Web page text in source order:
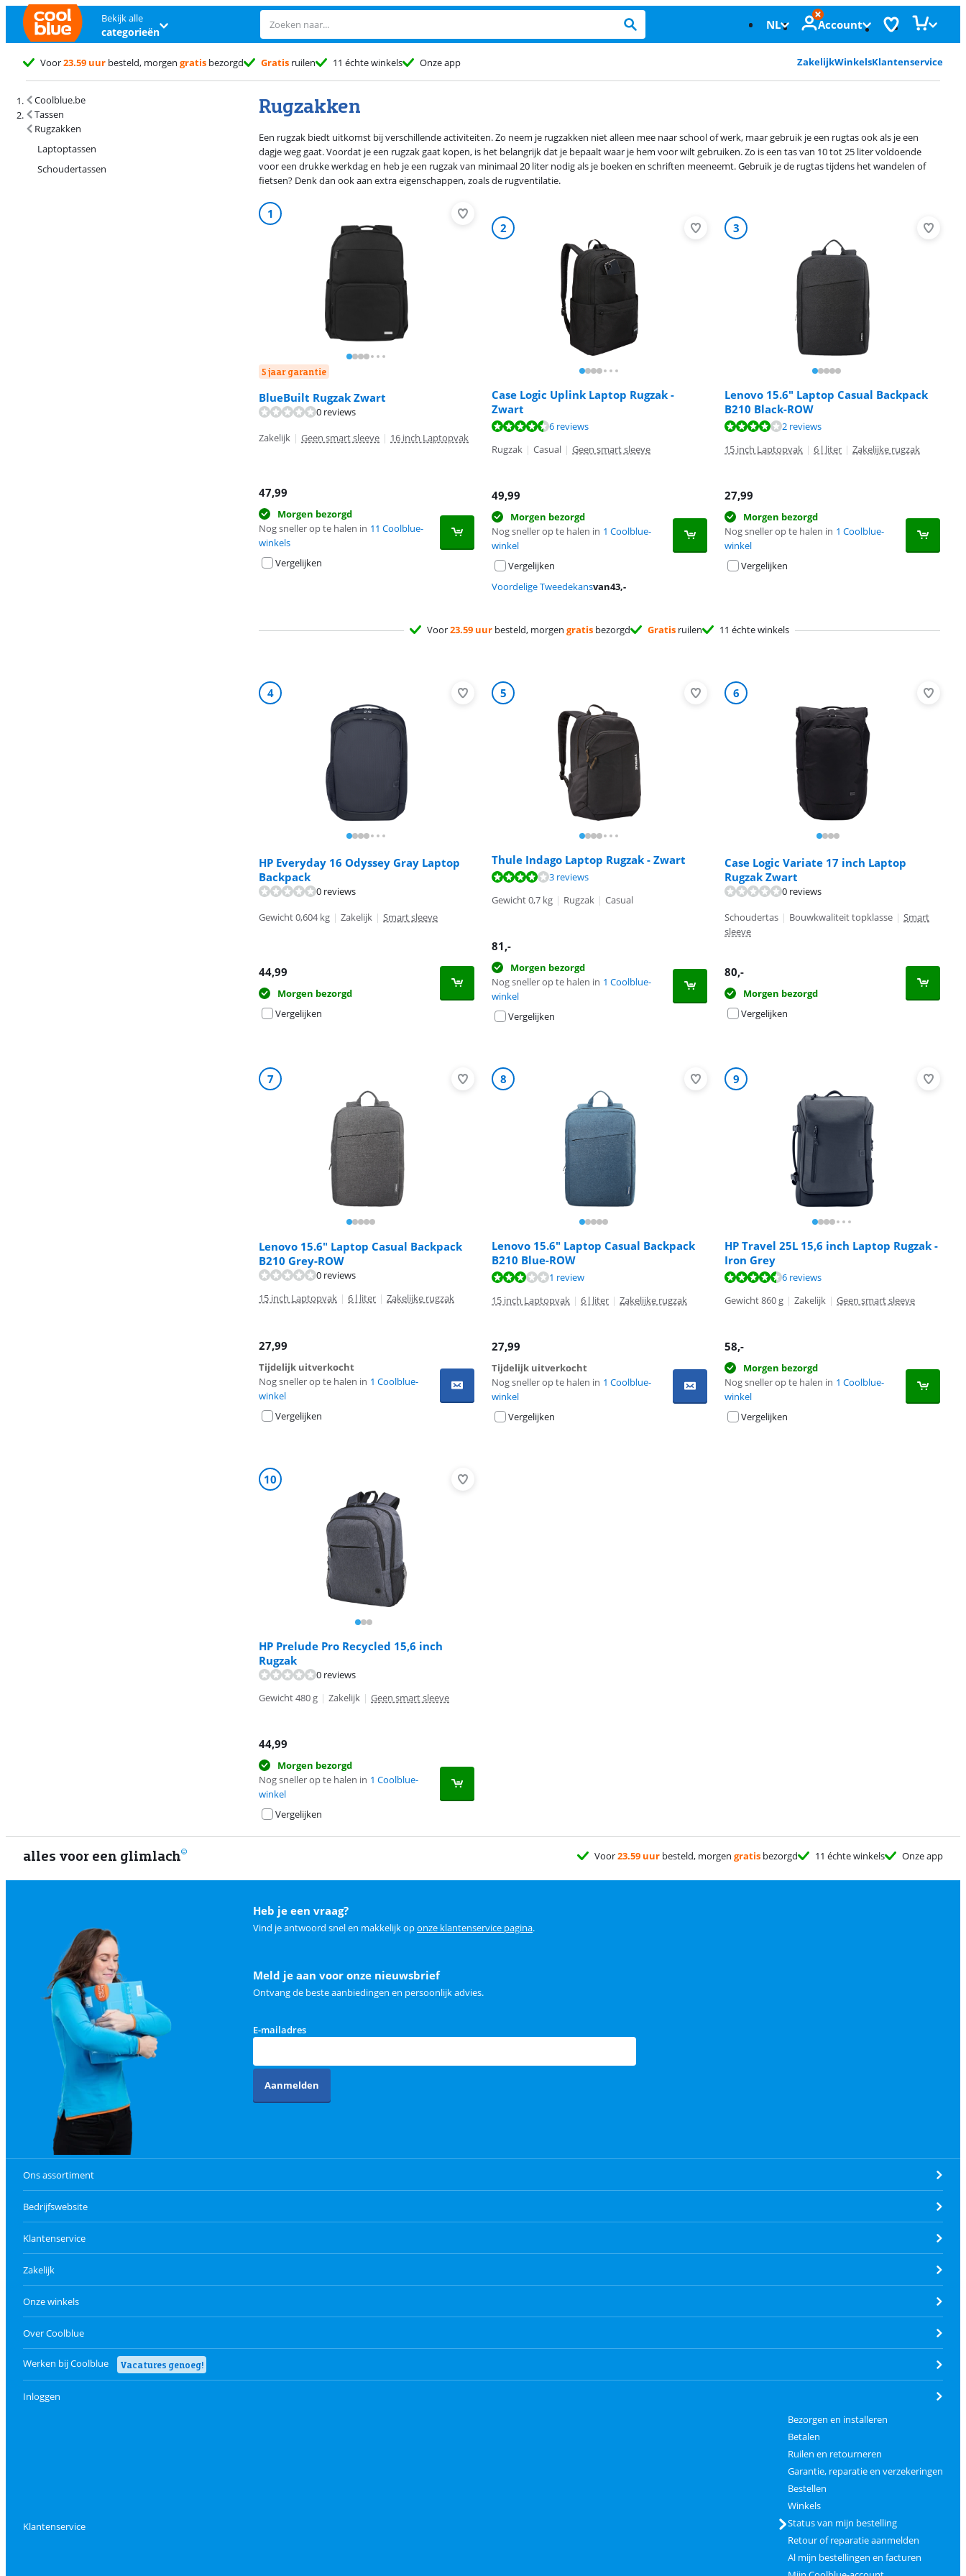
Bekijk alle
categorieën NL Account
Voor23.59 uur besteld, morgen gratis bezorgd Gratis ruilen 11 échte winkels Onze app ZakelijkWinkelsKlantenservice
Coolblue.be
Tassen
Rugzakken
Laptoptassen
Schoudertassen
Rugzakken
Een rugzak biedt uitkomst bij verschillende activiteiten. Zo neem je rugzakken niet alleen mee naar school of werk, maar gebruik je een rugtas ook als je een
dagje weg gaat. Voordat je een rugzak gaat kopen, is het belangrijk dat je bepaalt waar je hem voor wilt gebruiken. Zo is een tas van 10 tot 25 liter voldoende
voor een drukke werkdag en heb je een rugzak van minimaal 20 liter nodig als je boeken en schriften meeneemt. Gebruik je de rugtas tijdens het wandelen of
fietsen? Denk dan ook aan extra eigenschappen, zoals de rugventilatie.
1
5 jaar garantie
BlueBuilt Rugzak Zwart
0 reviews
Zakelijk | Geen smart sleeve | 16 inch Laptopvak
47,99
Morgen bezorgd
Nog sneller op te halen in 11 Coolblue-
winkels
Vergelijken
2
Case Logic Uplink Laptop Rugzak -
Zwart
6 reviews
Rugzak | Casual | Geen smart sleeve
49,99
Morgen bezorgd
Nog sneller op te halen in 1 Coolblue-
winkel
Vergelijken
Voordelige Tweedekansvan43,-
3
Lenovo 15.6" Laptop Casual Backpack
B210 Black-ROW
2 reviews
15 inch Laptopvak | 6 l liter | Zakelijke rugzak
27,99
Morgen bezorgd
Nog sneller op te halen in 1 Coolblue-
winkel
Vergelijken
Voor23.59 uur besteld, morgen gratis bezorgd Gratis ruilen 11 échte winkels
4
HP Everyday 16 Odyssey Gray Laptop
Backpack
0 reviews
Gewicht 0,604 kg | Zakelijk | Smart sleeve
44,99
Morgen bezorgd
Vergelijken
5
Thule Indago Laptop Rugzak - Zwart
Beoordeling is 8,4 van de 10, gebaseerd op 3 reviews.
3 reviews
Gewicht 0,7 kg | Rugzak | Casual
81,-
Morgen bezorgd
Nog sneller op te halen in 1 Coolblue-
winkel
Vergelijken
6
Case Logic Variate 17 inch Laptop
Rugzak Zwart
0 reviews
Schoudertas | Bouwkwaliteit topklasse | Smart
sleeve
80,-
Morgen bezorgd
Vergelijken
7
Lenovo 15.6" Laptop Casual Backpack
B210 Grey-ROW
0 reviews
15 inch Laptopvak | 6 l liter | Zakelijke rugzak
27,99
Tijdelijk uitverkocht
Nog sneller op te halen in 1 Coolblue-
winkel
Vergelijken
8
Lenovo 15.6" Laptop Casual Backpack
B210 Blue-ROW
Beoordeling is 6,0 van de 10, gebaseerd op 1 review.
1 review
15 inch Laptopvak | 6 l liter | Zakelijke rugzak
27,99
Tijdelijk uitverkocht
Nog sneller op te halen in 1 Coolblue-
winkel
Vergelijken
9
HP Travel 25L 15,6 inch Laptop Rugzak -
Iron Grey
Beoordeling is 9,1 van de 10, gebaseerd op 6 reviews.
6 reviews
Gewicht 860 g | Zakelijk | Geen smart sleeve
58,-
Morgen bezorgd
Nog sneller op te halen in 1 Coolblue-
winkel
Vergelijken
10
HP Prelude Pro Recycled 15,6 inch
Rugzak
0 reviews
Gewicht 480 g | Zakelijk | Geen smart sleeve
44,99
Morgen bezorgd
Nog sneller op te halen in 1 Coolblue-
winkel
Vergelijken
alles voor een glimlach Voor23.59 uur besteld, morgen gratis bezorgd 11 échte winkels Onze app
Heb je een vraag?
Vind je antwoord snel en makkelijk oponze klantenservice pagina.
Meld je aan voor onze nieuwsbrief
Ontvang de beste aanbiedingen en persoonlijk advies.
E-mailadres
Aanmelden
Ons assortiment
Bedrijfswebsite
Klantenservice
Zakelijk
Onze winkels
Over Coolblue
Werken bij Coolblue Vacatures genoeg!
Inloggen
Klantenservice
Bezorgen en installeren
Betalen
Ruilen en retourneren
Garantie, reparatie en verzekeringen
Bestellen
Winkels
Status van mijn bestelling
Retour of reparatie aanmelden
Al mijn bestellingen en facturen